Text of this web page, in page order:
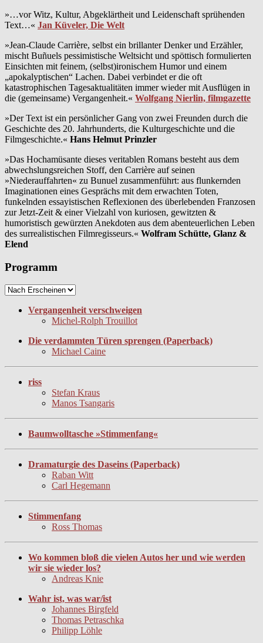
»…vor Witz, Kultur, Abgeklärtheit und Leidenschaft sprühenden
Text…« Jan Küveler, Die Welt
»Jean-Claude Carrière, selbst ein brillanter Denker und Erzähler,
mischt Buñuels pessimistische Weltsicht und spöttisch formulierten
Einsichten mit feinem, (selbst)ironischem Humor und einem
„apokalyptischen“ Lachen. Dabei verbindet er die oft
katastrophischen Tagesaktualitäten immer wieder mit Ausflügen in
die (gemeinsame) Vergangenheit.« Wolfgang Nierlin, filmgazette
»Der Text ist ein persönlicher Gang von zwei Freunden durch die
Geschichte des 20. Jahrhunderts, die Kulturgeschichte und die
Filmgeschichte.« Hans Helmut Prinzler
»Das Hochamüsante dieses veritablen Romans besteht aus dem
abwechslungsreichen Stoff, den Carrière auf seinen
»Niederauffahrten« zu Bunuel zusammenführt: aus flunkernden
Imaginationen eines Gesprächs mit dem erwachten Toten,
funkelnden essayistischen Reflexionen des überlebenden Franzosen
zur Jetzt-Zeit & einer Vielzahl von kuriosen, gewitzten &
humoristisch gewürzten Anekdoten aus dem abenteuerlichen Leben
des surrealistischen Filmregisseurs.« Wolfram Schütte, Glanz &
Elend
Programm
Vergangenheit verschweigen
Michel-Rolph Trouillot
Die verdammten Türen sprengen (Paperback)
Michael Caine
riss
Stefan Kraus
Manos Tsangaris
Baumwolltasche »Stimmenfang«
Dramaturgie des Daseins (Paperback)
Raban Witt
Carl Hegemann
Stimmenfang
Ross Thomas
Wo kommen bloß die vielen Autos her und wie werden
wir sie wieder los?
Andreas Knie
Wahr ist, was war/ist
Johannes Birgfeld
Thomas Petraschka
Philipp Löhle